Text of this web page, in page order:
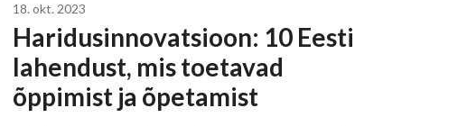
18. okt. 2023
Haridusinnovatsioon: 10 Eesti
lahendust, mis toetavad
õppimist ja õpetamist